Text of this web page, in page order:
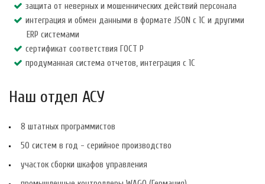
защита от неверных и мошеннических действий персонала
интеграция и обмен данными в формате JSON c 1C и другими
ERP системами
сертификат соответствия ГОСТ Р
продуманная система отчетов, интеграция с 1С
Наш отдел АСУ
8 штатных программистов
50 систем в год - серийное производство
участок сборки шкафов управления